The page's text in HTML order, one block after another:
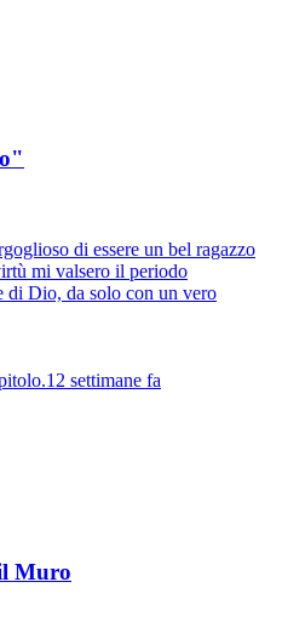
di essere un bel ragazzo
mi valsero il periodo
di Dio, da solo con un vero
2 settimane fa
Muro